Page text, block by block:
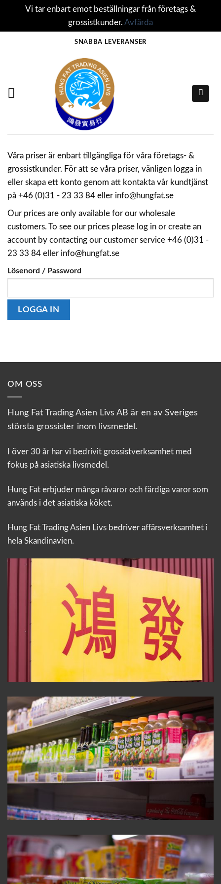
Vi tar enbart emot beställningar från företags &
grossistkunder. Avfärda
SNABBA LEVERANSER
Våra priser är enbart tillgängliga för våra företags- &
grossistkunder. För att se våra priser, vänligen logga in
eller skapa ett konto genom att kontakta vår kundtjänst
på +46 (0)31 - 23 33 84 eller info@hungfat.se
Our prices are only available for our wholesale
customers. To see our prices please log in or create an
account by contacting our customer service +46 (0)31 -
23 33 84 eller info@hungfat.se
Lösenord / Password
OM OSS
Hung Fat Trading Asien Livs AB är en av Sveriges
största grossister inom livsmedel.
I över 30 år har vi bedrivit grossistverksamhet med
fokus på asiatiska livsmedel.
Hung Fat erbjuder många råvaror och färdiga varor som
används i det asiatiska köket.
Hung Fat Trading Asien Livs bedriver affärsverksamhet i
hela Skandinavien.